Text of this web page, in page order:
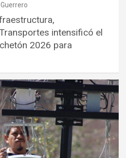
Guerrero
intensificó el
2026 para